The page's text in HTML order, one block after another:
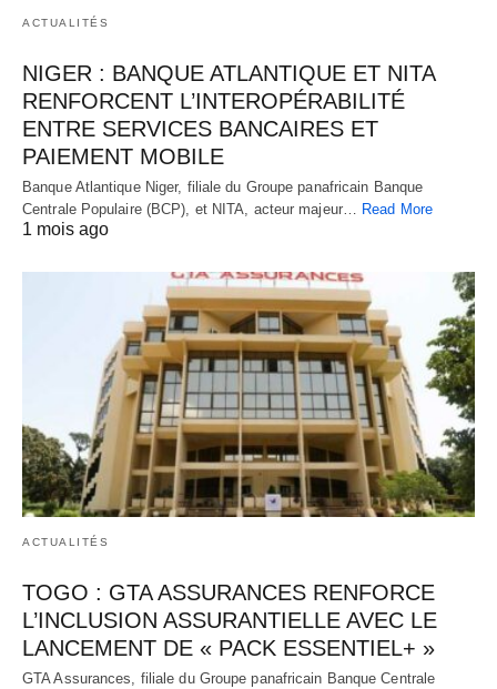
ACTUALITÉS
NIGER : BANQUE ATLANTIQUE ET NITA
RENFORCENT L’INTEROPÉRABILITÉ
ENTRE SERVICES BANCAIRES ET
PAIEMENT MOBILE
Banque Atlantique Niger, filiale du Groupe panafricain Banque
Centrale Populaire (BCP), et NITA, acteur majeur…
Read More
1 mois ago
ACTUALITÉS
TOGO : GTA ASSURANCES RENFORCE
L’INCLUSION ASSURANTIELLE AVEC LE
LANCEMENT DE « PACK ESSENTIEL+ »
GTA Assurances, filiale du Groupe panafricain Banque Centrale